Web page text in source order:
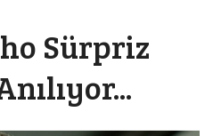
Sürpriz